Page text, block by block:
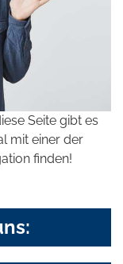
Seite gibt es
mit einer der
finden!